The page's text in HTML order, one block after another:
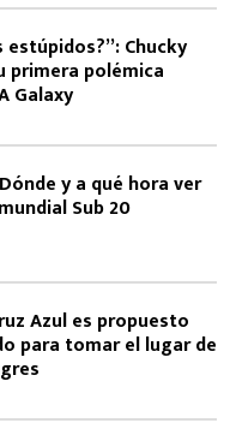
estúpidos?”: Chucky
primera polémica
Galaxy
y a qué hora ver
Sub 20
Azul es propuesto
para tomar el lugar de